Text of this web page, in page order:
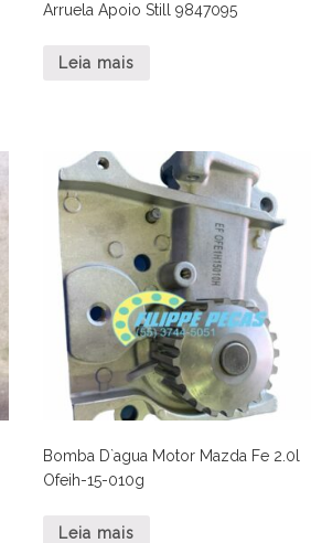
Arruela Apoio Still 9847095
Leia mais
Bomba D`agua Motor Mazda Fe 2.0l
Ofeih-15-010g
Leia mais